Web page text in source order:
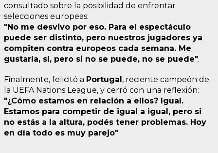
consultado sobre la posibilidad de enfrentar
selecciones europeas:
"No me desvivo por eso. Para el espectáculo
puede ser distinto, pero nuestros jugadores ya
compiten contra europeos cada semana. Me
gustaría, sí, pero si no se puede, no se puede".
Finalmente, felicitó a Portugal, reciente campeón de
la UEFA Nations League, y cerró con una reflexión:
"¿Cómo estamos en relación a ellos? Igual.
Estamos para competir de igual a igual, pero si
no estás a la altura, podés tener problemas. Hoy
en día todo es muy parejo".